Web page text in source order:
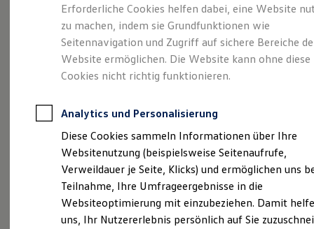
Leasing
Leasing-Angebote
Gebrauchtwagen Leasing
Junge Gebrauchtwagen-Leasing
Elektroauto Leasing
Kleinwagen-Leasing
Leasing ohne Anzahlung
Autokredit mit Schlussrate
Versicherungen und Garantien
Kfz-Versicherung
Restschuldversicherungen
Garantien
Wartungsverträge
Geschäftskunden
Professional Class bei Volkswagen
Großkunden
Behörden
Der T-Roc
( Impressum & Rechtliches
Erforderliche Cookies helfen dabei, eine Website
zu machen, indem sie Grundfunktionen wie
Seitennavigation und Zugriff auf sichere Bereiche
Website ermöglichen. Die Website kann ohne diese
Cookies nicht richtig funktionieren.
Analytics und Personalisierung
Diese Cookies sammeln Informationen über Ihre
Websitenutzung (beispielsweise Seitenaufrufe,
Verweildauer je Seite, Klicks) und ermöglichen uns
Teilnahme, Ihre Umfrageergebnisse in die
Websiteoptimierung mit einzubeziehen. Damit
uns, Ihr Nutzererlebnis persönlich auf Sie